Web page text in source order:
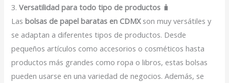
3.Versatilidad para todo tipo de productos 🧳
Lasbolsas de papel baratas en CDMXson muy versátiles y
se adaptan a diferentes tipos de productos. Desde
pequeños artículos como accesorios o cosméticos hasta
productos más grandes como ropa o libros, estas bolsas
pueden usarse en una variedad de negocios. Además, se